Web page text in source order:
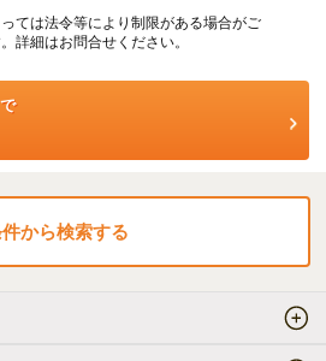
ては法令等により制限がある場合がご
詳細はお問合せください。
から検索する
ィリピン）
しい
ついて相談したい
却とは